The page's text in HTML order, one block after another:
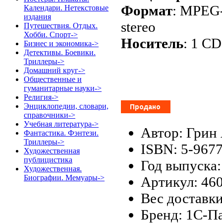
Календари. Нетекстовые
издания
Путешествия. Отдых.
Хобби. Спорт->
Бизнес и экономика->
Детективы. Боевики.
Триллеры->
Домашний круг->
Общественные и
гуманитарные науки->
Религия->
Энциклопедии, словари,
справочники->
Учебная литература->
Фантастика. Фэнтези.
Триллеры->
Художественная
публицистика
Художественная.
Биографии. Мемуары->
Формат:
stereo
Носитель: 1 CD
Автор:
ISBN: 5-
Год
Артикул:
Вес
Бренд: 1С-